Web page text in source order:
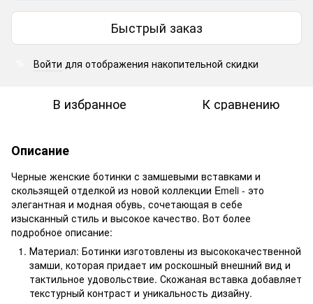
Быстрый заказ
Войти для отображения накопительной скидки
В избранное К сравнению
Описание
Черные женские ботинки с замшевыми вставками и
скользящей отделкой из новой коллекции Emeli - это
элегантная и модная обувь, сочетающая в себе
изысканный стиль и высокое качество. Вот более
подробное описание:
Материал: Ботинки изготовлены из высококачественной
замши, которая придает им роскошный внешний вид и
тактильное удовольствие. Скожаная вставка добавляет
текстурный контраст и уникальность дизайну.